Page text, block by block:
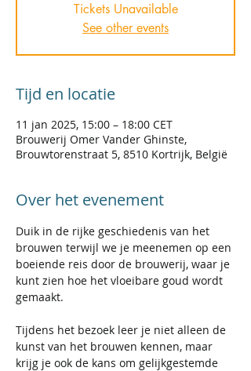
Tickets Unavailable
See other events
Tijd en locatie
11 jan 2025, 15:00 – 18:00 CET
Brouwerij Omer Vander Ghinste,
Brouwtorenstraat 5, 8510 Kortrijk, België
Over het evenement
Duik in de rijke geschiedenis van het
brouwen terwijl we je meenemen op een
boeiende reis door de brouwerij, waar je
kunt zien hoe het vloeibare goud wordt
gemaakt.
Tijdens het bezoek leer je niet alleen de
kunst van het brouwen kennen, maar
krijg je ook de kans om gelijkgestemde